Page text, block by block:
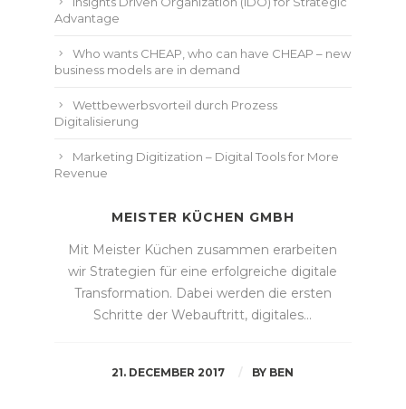
Advantage
Who wants CHEAP, who can have CHEAP – new
business models are in demand
Wettbewerbsvorteil durch Prozess
Digitalisierung
Marketing Digitization – Digital Tools for More
Revenue
MEISTER KÜCHEN GMBH
Mit Meister Küchen zusammen erarbeiten
wir Strategien für eine erfolgreiche digitale
Transformation. Dabei werden die ersten
Schritte der Webauftritt, digitales…
21. DECEMBER 2017 BY BEN